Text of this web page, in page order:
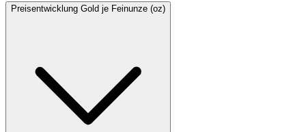
Preisentwicklung Gold je Feinunze (oz)